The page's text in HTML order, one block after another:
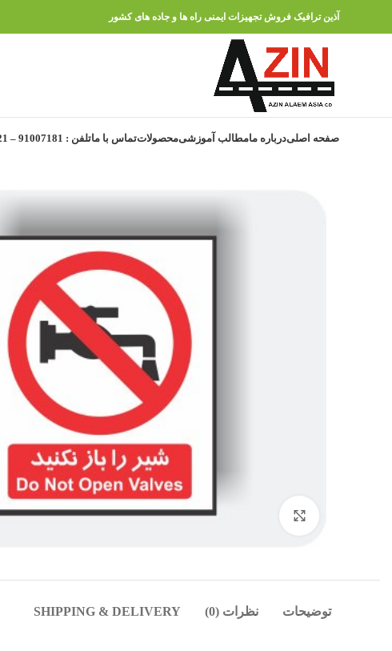
آذین ترافیک فروش تجهیزات ایمنی راه ها و جاده های کشور
صفحه اصلیدرباره مامطالب آموزشیمحصولاتتماس با ماتلفن : 91007181 – 021
بزرگنمایی تصویر
توضیحات نظرات (0) SHIPPING & DELIVERY